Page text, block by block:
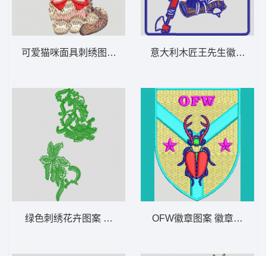
可爱猫咪面具刺绣图案 小猫
绿色刺绣花卉图案 水溶
意大利木匠王先生徽章 徽
OFW徽章图案 徽章标志梅